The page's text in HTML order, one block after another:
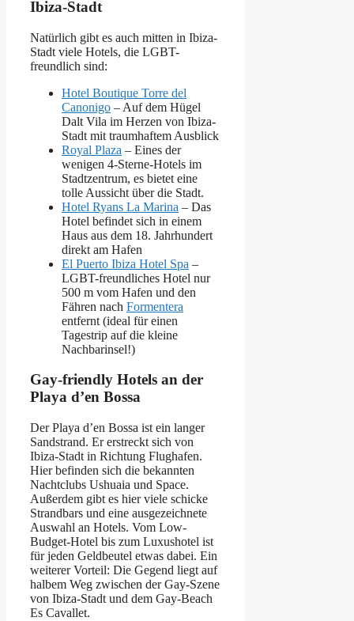
Ibiza-Stadt
Natürlich gibt es auch mitten in Ibiza-
Stadt viele Hotels, die LGBT-
freundlich sind:
Hotel Boutique Torre del
Canonigo – Auf dem Hügel
Dalt Vila im Herzen von Ibiza-
Stadt mit traumhaftem Ausblick
Royal Plaza – Eines der
wenigen 4-Sterne-Hotels im
Stadtzentrum, es bietet eine
tolle Aussicht über die Stadt.
Hotel Ryans La Marina – Das
Hotel befindet sich in einem
Haus aus dem 18. Jahrhundert
direkt am Hafen
El Puerto Ibiza Hotel Spa –
LGBT-freundliches Hotel nur
500 m vom Hafen und den
Fähren nach Formentera
entfernt (ideal für einen
Tagestrip auf die kleine
Nachbarinsel!)
Gay-friendly Hotels an der
Playa d’en Bossa
Der Playa d’en Bossa ist ein langer
Sandstrand. Er erstreckt sich von
Ibiza-Stadt in Richtung Flughafen.
Hier befinden sich die bekannten
Nachtclubs Ushuaia und Space.
Außerdem gibt es hier viele schicke
Strandbars und eine ausgezeichnete
Auswahl an Hotels. Vom Low-
Budget-Hotel bis zum Luxushotel ist
für jeden Geldbeutel etwas dabei. Ein
weiterer Vorteil: Die Gegend liegt auf
halbem Weg zwischen der Gay-Szene
von Ibiza-Stadt und dem Gay-Beach
Es Cavallet.